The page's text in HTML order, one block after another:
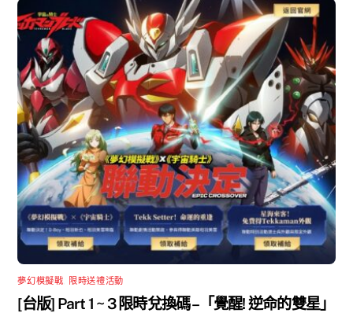
夢幻模擬戰 限時送禮活動
[台版] Part 1 ~ 3 限時兌換碼 –「覺醒! 逆命的雙星」